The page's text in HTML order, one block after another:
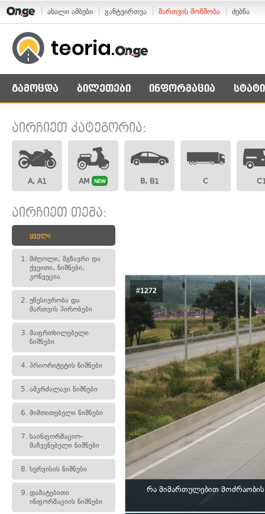
ახალი ამბები განტვირთვა მართვის მოწმობა ძებნა
გამოცდა ბილეთები ინფორმაცია
აირჩიეთ კატეგორია:
A, A1 AM NEW B, B1 C
აირჩიეთ თემა:
ყველა
1. მძღოლი, მგზავრი და
ქვეითი, ნიშნები,
კონვეცია
2. უწესივრობა და
მართვის პირობები
3. მაფრთხილებელი
ნიშნები
4. პრიორიტეტის ნიშნები
5. ამკრძალავი ნიშნები
6. მიმთითებელი ნიშნები
7. საინფორმაციო-
მაჩვენებელი ნიშნები
8. სერვისის ნიშნები
9. დამატებითი
ინფორმაციის ნიშნები
#1272
რა მიმართულებით